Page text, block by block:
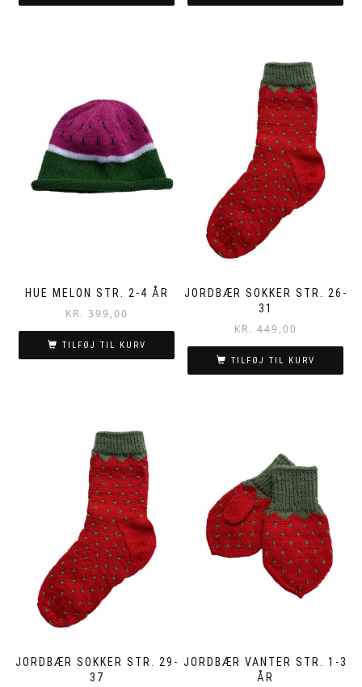
HUE MELON STR. 2-4 ÅR
KR. 399,00
TILFØJ TIL KURV
JORDBÆR SOKKER STR. 26-
31
KR. 449,00
TILFØJ TIL KURV
JORDBÆR SOKKER STR. 29-
37
JORDBÆR VANTER STR. 1-3
ÅR